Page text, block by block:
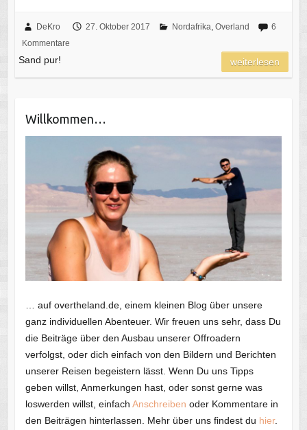
DeKro 27. Oktober 2017 Nordafrika, Overland
6
Kommentare
Sand pur! weiterlesen
Willkommen…
… auf overtheland.de, einem kleinen Blog über unsere
ganz individuellen Abenteuer. Wir freuen uns sehr, dass Du
die Beiträge über den Ausbau unserer Offroadern
verfolgst, oder dich einfach von den Bildern und Berichten
unserer Reisen begeistern lässt. Wenn Du uns Tipps
geben willst, Anmerkungen hast, oder sonst gerne was
loswerden willst, einfach Anschreiben oder Kommentare in
den Beiträgen hinterlassen. Mehr über uns findest du hier.